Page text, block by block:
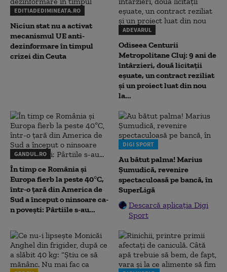
EDITIADEDIMINEATA.RO
Niciun stat nu a activat
mecanismul UE anti-
dezinformare în timpul
crizei din Ceuta
ADEVARUL
Odiseea Centurii
Metropolitane Cluj: 9 ani de
întârzieri, două licitații
eșuate, un contract reziliat
și un proiect luat din nou
la...
GANDUL.RO
În timp ce România și
Europa fierb la peste 40°C,
într-o țară din America de
Sud a început o ninsoare ca-
n povești: Pârtiile s-au...
DIGI SPORT
Au bătut palma! Marius
Șumudică, revenire
spectaculoasă pe bancă, în
SuperLigă
Descarcă aplicația Digi
Sport